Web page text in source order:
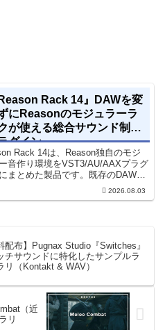
Reason Rack 14』DAWを変
にReasonのモジュラーラ
が使える総合サウンド制作
グイン
Rack 14は、Reason独自のモジ
音作り環境をVST3/AU/AAXプラグ
まとめた製品です。既存のDAWを
換えることなく、68種類のシンセや
ェクト、CV配線をそのままトラック
2026.08.03
配布】Pugnax Studio『Switches』
チサウンドに特化したサンプルラ
リ（Kontakt & WAV）
（近
リ